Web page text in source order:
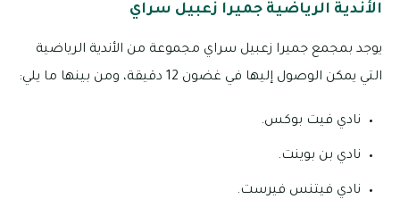
الأندية الرياضية جميرا زعبيل سراي
يوجد بمجمع جميرا زعبيل سراي مجموعة من الأندية الرياضية
التي يمكن الوصول إليها في غضون 12 دقيقة، ومن بينها ما يلي:
نادي فيت بوكس.
نادي بن بوينت.
نادي فيتنس فيرست.